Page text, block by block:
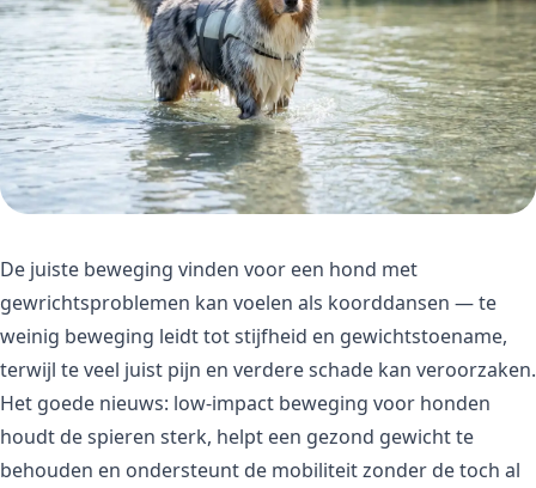
De juiste beweging vinden voor een hond met
gewrichtsproblemen kan voelen als koorddansen — te
weinig beweging leidt tot stijfheid en gewichtstoename,
terwijl te veel juist pijn en verdere schade kan veroorzaken.
Het goede nieuws: low-impact beweging voor honden
houdt de spieren sterk, helpt een gezond gewicht te
behouden en ondersteunt de mobiliteit zonder de toch al